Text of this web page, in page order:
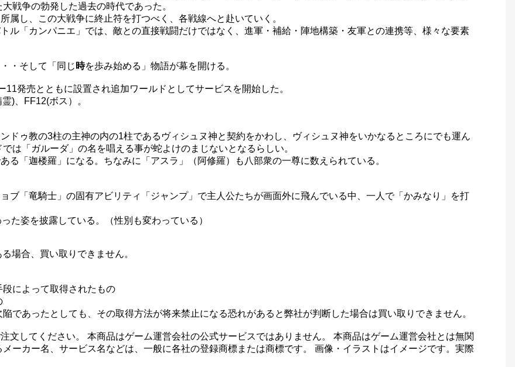
戦争の勃発した過去の時代であった。
属し、この大戦争に終止符を打つべく、各戦線へと赴いていく。
ル「カンパニエ」では、敵との直接戦闘だけではなく、進軍・補給・陣地構築・友軍との連携等、様々な要素
・そして「同じ 時を歩み始める」物語が幕を開ける。
発売とともに設置され追加ワールドとしてサービスを開始した。
)、FF12(ボス）。
ドゥ教の3柱の主神の内の1柱であるヴィシュヌ神と契約をかわし、ヴィシュヌ神をいかなるところにでも運ん
は「ガルーダ」の名を唱える事が蛇よけのまじないとなるらしい。
る「迦楼羅」になる。ちなみに「アスラ」（阿修羅）も八部衆の一尊に数えられている。
ブ「竜騎士」の固有アビリティ「ジャンプ」で主人公たちが画面外に飛んでいる中、一人で「かみなり」を打
た姿を披露している。（性別も変わっている）
場合、買い取りできません。
段によって取得されたもの
であったとしても、その取得方法が将来禁止になる恐れがあると弊社が判断した場合は買い取りできません。
文してください。 本商品はゲーム運営会社の公式サービスではありません。 本商品はゲーム運営会社とは無関
ーカー名、サービス名などは、一般に各社の登録商標または商標です。 画像・イラストはイメージです。実際